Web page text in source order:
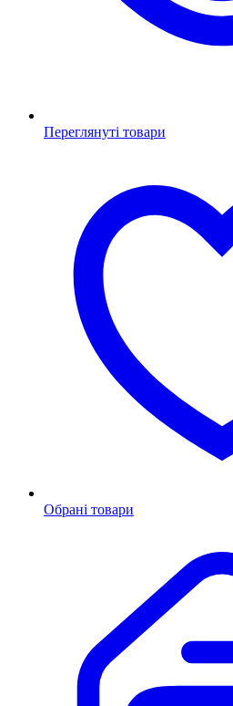
Переглянуті товари
Обрані товари